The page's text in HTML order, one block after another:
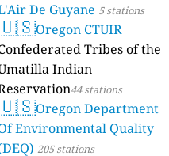
De Guyane 5 stations
Oregon CTUIR
Tribes of the
Indian
44 stations
Oregon Department
Environmental Quality
205 stations